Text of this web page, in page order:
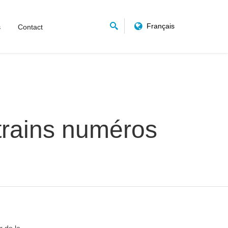
Français
Contact
numéros